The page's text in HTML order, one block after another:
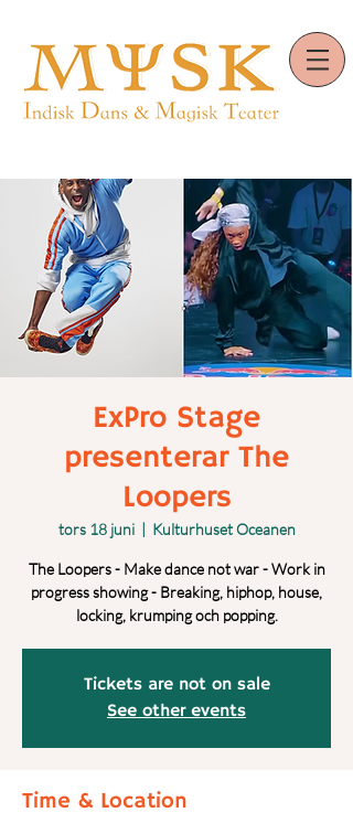
ExPro Stage
presenterar The
Loopers
tors 18 juni
  |
Kulturhuset Oceanen
The Loopers - Make dance not war - Work in
progress showing - Breaking, hiphop, house,
locking, krumping och popping.
Tickets are not on sale
See other events
Time & Location